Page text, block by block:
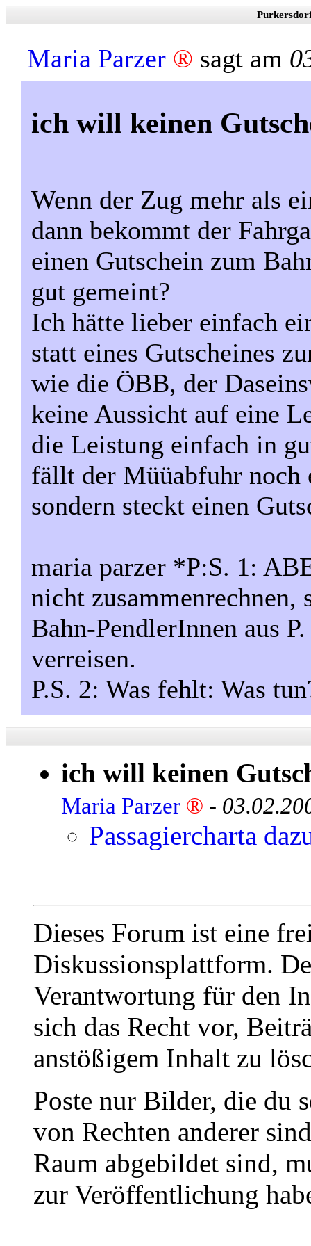
Maria Parzer ® sagt am
ich will keinen
Wenn der Zug mehr als
dann bekommt der
einen Gutschein zum
gut gemeint?
Ich hätte lieber einfach
statt eines Gutscheines
wie die ÖBB, der
keine Aussicht auf eine
die Leistung einfach in
fällt der Müüabfuhr noch
sondern steckt einen
maria parzer *P:S. 1:
nicht zusammenrechnen,
Bahn-PendlerInnen aus
verreisen.
P.S. 2: Was fehlt: Was
ich will keinen
Maria Parzer ® -
Passagiercharta
Dieses Forum ist eine
Diskussionsplattform.
Verantwortung für den
sich das Recht vor,
anstößigem Inhalt zu
Poste nur Bilder, die du
von Rechten anderer
Raum abgebildet sind,
zur Veröffentlichung